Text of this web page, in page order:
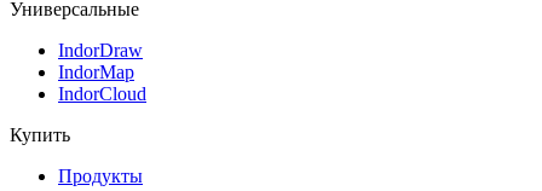
Универсальные
IndorDraw
IndorMap
IndorCloud
Купить
Продукты